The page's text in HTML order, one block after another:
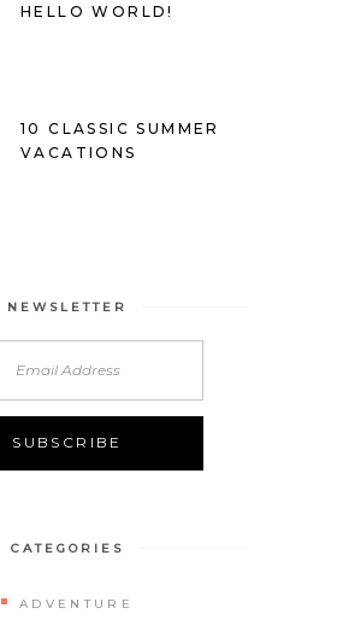
HELLO WORLD!
10 CLASSIC SUMMER
VACATIONS
NEWSLETTER
CATEGORIES
ADVENTURE